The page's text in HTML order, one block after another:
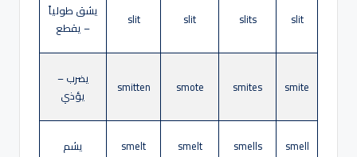
slit
slits
slit
slit
يشق طولياً
– يقطع
smite
smites
smote
smitten
يضرب –
يؤذي
smell
smells
smelt
smelt يشم